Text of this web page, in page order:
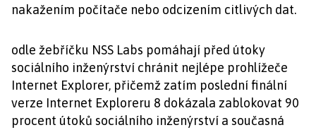
nakažením počítače nebo odcizením citlivých dat.
odle žebříčku NSS Labs pomáhají před útoky
sociálního inženýrství chránit nejlépe prohlížeče
Internet Explorer, přičemž zatím poslední finální
verze Internet Exploreru 8 dokázala zablokovat 90
procent útoků sociálního inženýrství a současná